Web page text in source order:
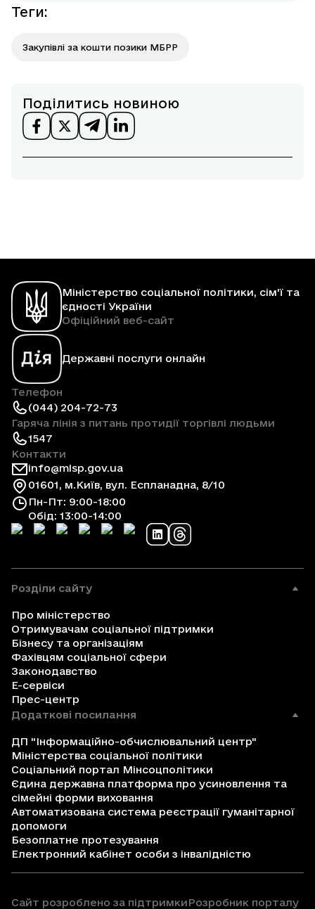
Теги:
Закупівлі за кошти позики МБРР
Поділитись новиною
Міністерство соціальної політики, сім'ї та
єдності України
Офіційний веб-сайт
Державні послуги онлайн
Телефон
(044) 204-72-73
Гаряча лінія з питань протидії торгівлі людьми
1547
Контакти
info@mlsp.gov.ua
01601, м.Київ, вул. Еспланадна, 8/10
Пн-Пт: 9:00-18:00
Обід: 13:00-14:00
Розділи сайту
Про міністерство
Отримувачам соціальної підтримки
Бізнесу та організаціям
Фахівцям соціальної сфери
Законодавство
Е-сервіси
Прес-центр
Додаткові посилання
ДП "Інформаційно-обчислювальний центр"
Міністерства соціальної політики
Соціальний портал Мінсоцполітики
Єдина державна платформа про усиновлення та
сімейні форми виховання
Автоматизована система реєстрації гуманітарної
допомоги
Безоплатне протезування
Електронний кабінет особи з інвалідністю
Сайт розроблено за підтримкиРозробник порталу